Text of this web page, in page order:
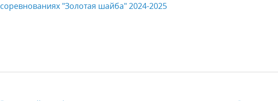
соревнованиях "Золотая шайба" 2024-2025